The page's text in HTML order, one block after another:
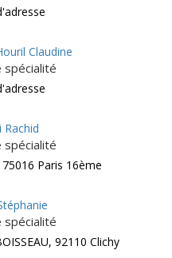
Claudine
spécialité
Rachid
spécialité
75016 Paris 16ème
spécialité
92110 Clichy